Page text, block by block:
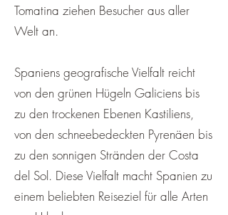
Tomatina ziehen Besucher aus aller
Welt an.
Spaniens geografische Vielfalt reicht
von den grünen Hügeln Galiciens bis
zu den trockenen Ebenen Kastiliens,
von den schneebedeckten Pyrenäen bis
zu den sonnigen Stränden der Costa
del Sol. Diese Vielfalt macht Spanien zu
einem beliebten Reiseziel für alle Arten